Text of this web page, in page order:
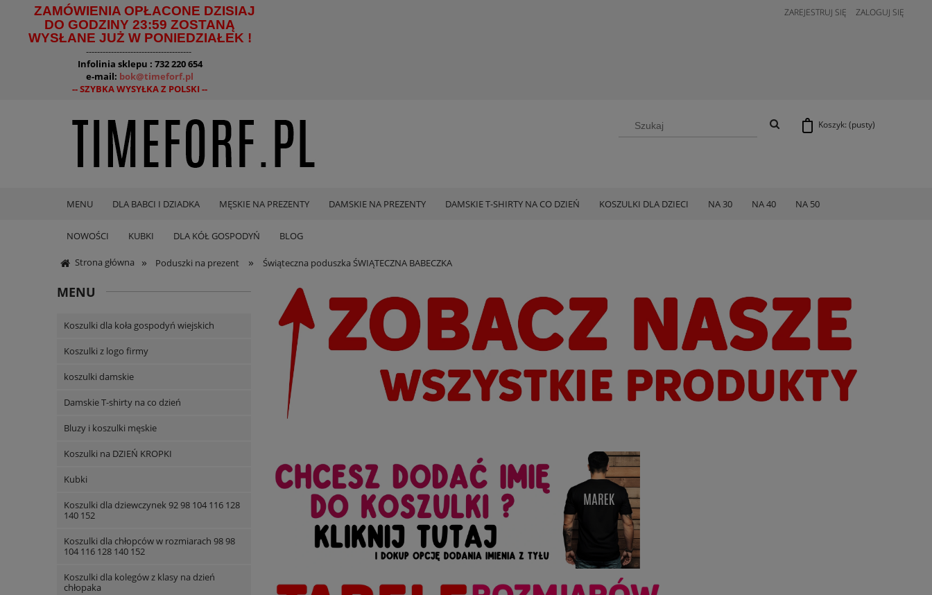
ZAMÓWIENIA OPŁACONE DZISIAJ
DO GODZINY 23:59 ZOSTANĄ
WYSŁANE JUŻ W PONIEDZIAŁEK !
--------------------------------------
Infolinia sklepu : 732 220 654
e-mail: bok@timeforf.pl
-- SZYBKA WYSYŁKA Z POLSKI --
ZAREJESTRUJ SIĘ ZALOGUJ SIĘ
Koszyk: (pusty)
MENU DLA BABCI I DZIADKA MĘSKIE NA PREZENTY DAMSKIE NA PREZENTY DAMSKIE T-SHIRTY NA CO DZIEŃ KOSZULKI DLA DZIECI NA 30 NA 40 NA 50
NOWOŚCI KUBKI DLA KÓŁ GOSPODYŃ BLOG
Strona główna » Poduszki na prezent » Świąteczna poduszka ŚWIĄTECZNA BABECZKA
MENU
Koszulki dla koła gospodyń wiejskich
Koszulki z logo firmy
koszulki damskie
Damskie T-shirty na co dzień
Bluzy i koszulki męskie
Koszulki na DZIEŃ KROPKI
Kubki
Koszulki dla dziewczynek 92 98 104 116 128
140 152
Koszulki dla chłopców w rozmiarach 98 98
104 116 128 140 152
Koszulki dla kolegów z klasy na dzień
chłopaka